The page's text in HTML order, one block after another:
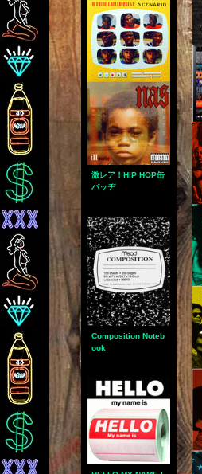
激レア！HIP HOP缶
バッヂ
Composition Noteb
ook